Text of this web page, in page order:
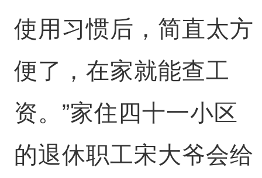
使用习惯后，简直太方
便了，在家就能查工
资。”家住四十一小区
的退休职工宋大爷会给